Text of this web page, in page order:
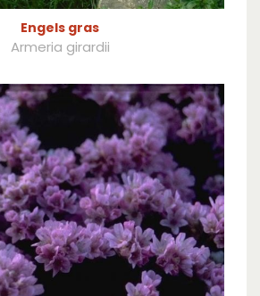
Engels gras
Armeria girardii